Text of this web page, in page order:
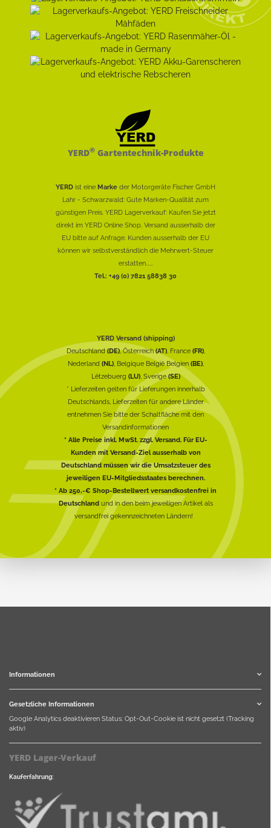
YERD®Gartentechnik-Produkte
YERD ist eine Marke der Motorgeräte Fischer GmbH
Lahr - Schwarzwald: Gute Marken-Qualität zum
günstigen Preis. YERD Lagerverkauf: Kaufen Sie jetzt
direkt im YERD Online Shop. Versand ausserhalb der
EU bitte auf Anfrage. Kunden ausserhalb der EU
können wir selbstverständlich die Mehrwert-Steuer
erstatten......
Tel.: +49 (0) 7821 58838 30
YERD Versand (shipping)
Deutschland(DE), Österreich(AT), France (FR),
Nederland (NL), Belgique België Belgien (BE),
Lëtzebuerg (LU), Sverige(SE)
* Lieferzeiten gelten für Lieferungen innerhalb
Deutschlands, Lieferzeiten für andere Länder
entnehmen Sie bitte der Schaltfläche mit den
Versandinformationen
* Alle Preise inkl. MwSt. zzgl. Versand. Für EU-
Kunden mit Versand-Ziel ausserhalb von
Deutschland müssen wir die Umsatzsteuer des
jeweiligen EU-Mitgliedsstaates berechnen.
* Ab 250,-€ Shop-Bestellwert versandkostenfrei in
Deutschlandund in den beim jeweiligen Artikel als
versandfrei gekennzeichneten Ländern!
Informationen
Gesetzliche Informationen
Google Analytics deaktivieren Status: Opt-Out-Cookie ist nicht gesetzt (Tracking
aktiv)
YERD Lager-Verkauf
Kauferfahrung: